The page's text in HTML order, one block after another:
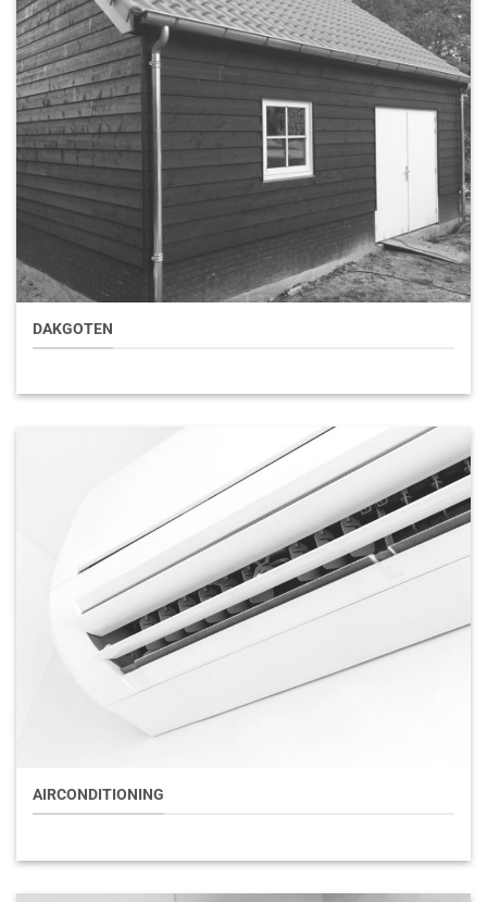
DAKGOTEN
AIRCONDITIONING